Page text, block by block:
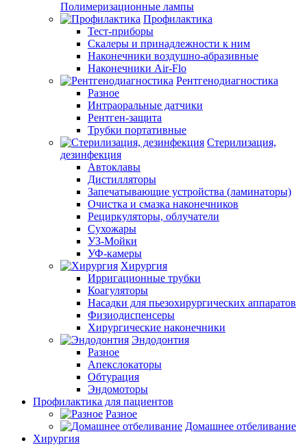
Полимеризационные лампы
Профилактика
Тест-приборы
Скалеры и принадлежности к ним
Наконечники воздушно-абразивные
Наконечники Air-Flo
Рентгенодиагностика
Разное
Интраоральные датчики
Рентген-защита
Трубки портативные
Стерилизация,
дезинфекция
Автоклавы
Дистилляторы
Запечатывающие устройства (ламинаторы)
Очистка и смазка наконечников
Рециркуляторы, облучатели
Сухожары
УЗ-Мойки
УФ-камеры
Хирургия
Ирригационные трубки
Коагуляторы
Насадки для пьезохирургических аппаратов
Физиодиспенсеры
Хирургические наконечники
Эндодонтия
Разное
Апекслокаторы
Обтурация
Эндомоторы
Профилактика для пациентов
Разное
Домашнее отбеливание
Хирургия